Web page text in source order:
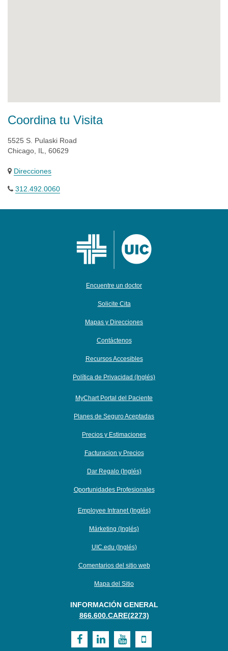
Coordina tu Visita
5525 S. Pulaski Road
Chicago, IL, 60629
Direcciones
312.492.0060
Encuentre un doctor
Solicite Cita
Mapas y Direcciones
Contáctenos
Recursos Accesibles
Política de Privacidad (Inglés)
MyChart Portal del Paciente
Planes de Seguro Aceptadas
Precios y Estimaciones
Facturacion y Precios
Dar Regalo (Inglés)
Oportunidades Profesionales
Employee Intranet (Inglés)
Márketing (Inglés)
UIC.edu (Inglés)
Comentarios del sitio web
Mapa del Sitio
INFORMACIÓN GENERAL
866.600.CARE(2273)
Visit Visit VisitVisit